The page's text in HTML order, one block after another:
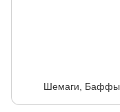
Шемаги, Баффы